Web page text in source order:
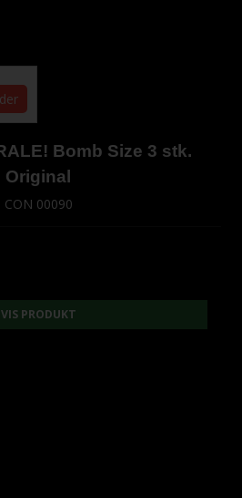
Bomb Size 3 stk.
Original
CON 00090
VIS PRODUKT